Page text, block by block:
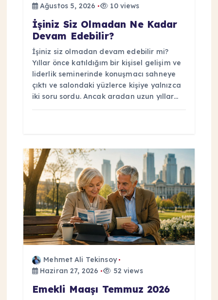
Ağustos 5, 2026
10 views
İşiniz Siz Olmadan Ne Kadar
Devam Edebilir?
İşiniz siz olmadan devam edebilir mi?
Yıllar önce katıldığım bir kişisel gelişim ve
liderlik seminerinde konuşmacı sahneye
çıktı ve salondaki yüzlerce kişiye yalnızca
iki soru sordu. Ancak aradan uzun yıllar…
Mehmet Ali Tekinsoy
Haziran 27, 2026
52 views
Emekli Maaşı Temmuz 2026